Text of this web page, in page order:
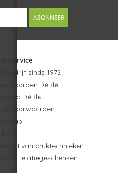
ABONNEER
sinds 1972
DéBlé
DéBlé
Sitemap
van druktechnieken
onze relatiegeschenken